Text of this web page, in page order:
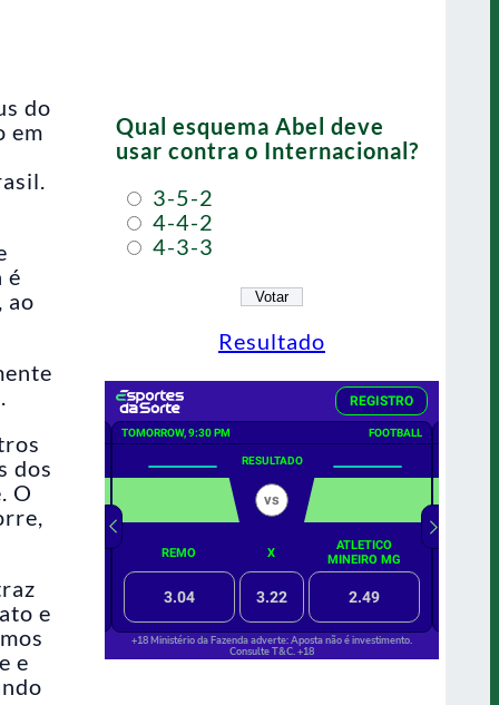
do
em
é
ao
dos
O
e
e
Qual esquema Abel deve
usar contra o Internacional?
3-5-2
4-4-2
4-3-3
Resultado